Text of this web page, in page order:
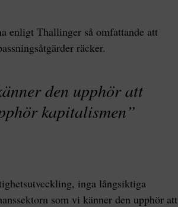
enligt Thallinger så omfattande att
räcker.
den upphör att
kapitalismen”
inga långsiktiga
som vi känner den upphör att